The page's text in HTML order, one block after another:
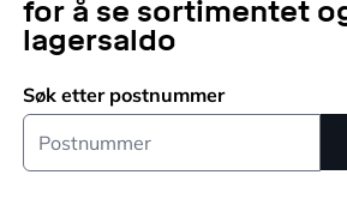
for å se sortimentet
lagersaldo
Søk etter postnummer
Postnummer
retningen.
Vis mer
Velg butikk